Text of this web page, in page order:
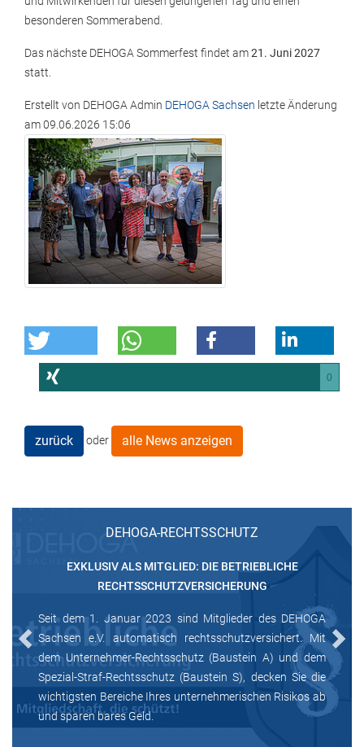
besonderen Sommerabend.
Das nächste DEHOGA Sommerfest findet am21. Juni 2027
statt.
Erstellt von DEHOGA Admin DEHOGA Sachsen letzte Änderung
am09.06.2026 15:06
0
zurück oder alle News anzeigen
DEHOGA-RECHTSSCHUTZ
EXKLUSIV ALS MITGLIED: DIE BETRIEBLICHE
RECHTSSCHUTZVERSICHERUNG
Seit dem 1. Januar 2023 sind Mitglieder des DEHOGA
Sachsen e.V. automatisch rechtsschutzversichert. Mit
dem Unternehmer-Rechtsschutz (Baustein A) und dem
Spezial-Straf-Rechtsschutz (Baustein S), decken Sie die
wichtigsten Bereiche Ihres unternehmerischen Risikos ab
und sparen bares Geld.
Previous Next